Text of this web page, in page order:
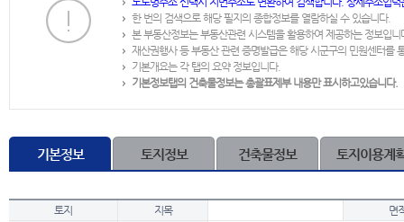
한 번의 검색으로 해당 필지의 종합정보를 열람하실 수 있습니다.
본 부동산정보는 부동산관련 시스템을 활용하여 제공하는 정보입니
재산권행사 등 부동산 관련 증명발급은 해당 시군구의 민원센터를
기본개요는 각 탭의 요약 정보입니다.
기본정보탭의 건축물정보는 총괄표제부 내용만 표시하고있습니다.
기본정보 토지정보 건축물정보 토지이용계
토지 지목 면